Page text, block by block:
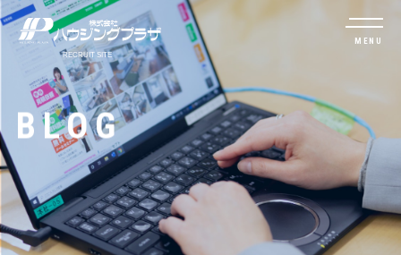
MENU
BLOG